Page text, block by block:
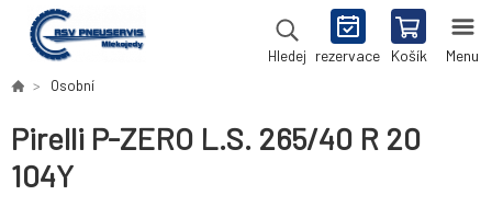
Hledej rezervace Košík Menu
Osobní
Pirelli P-ZERO L.S. 265/40 R 20
104Y